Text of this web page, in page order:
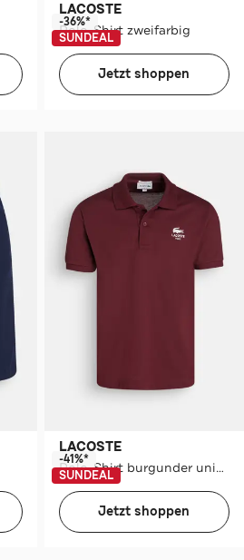
LACOSTE
Polo-Shirt zweifarbig
-36%*
SUNDEAL
Jetzt shoppen
LACOSTE
Polo-Shirt burgunder unisex
-41%*
SUNDEAL
Jetzt shoppen